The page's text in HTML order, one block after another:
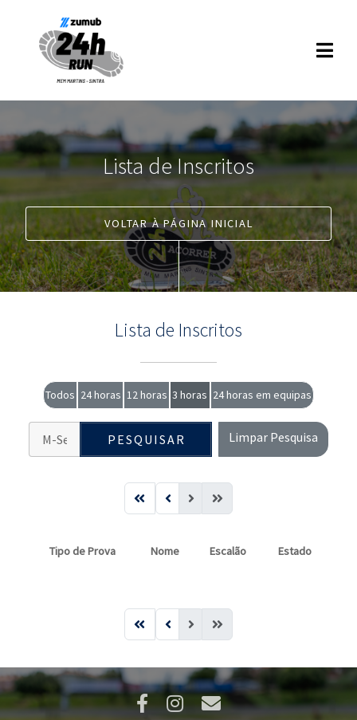
Lista de Inscritos
VOLTAR À PÁGINA INICIAL
Lista de Inscritos
Todos 24 horas 12 horas 3 horas 24 horas em equipas
PESQUISAR Limpar Pesquisa
Tipo de Prova Nome Escalão Estado